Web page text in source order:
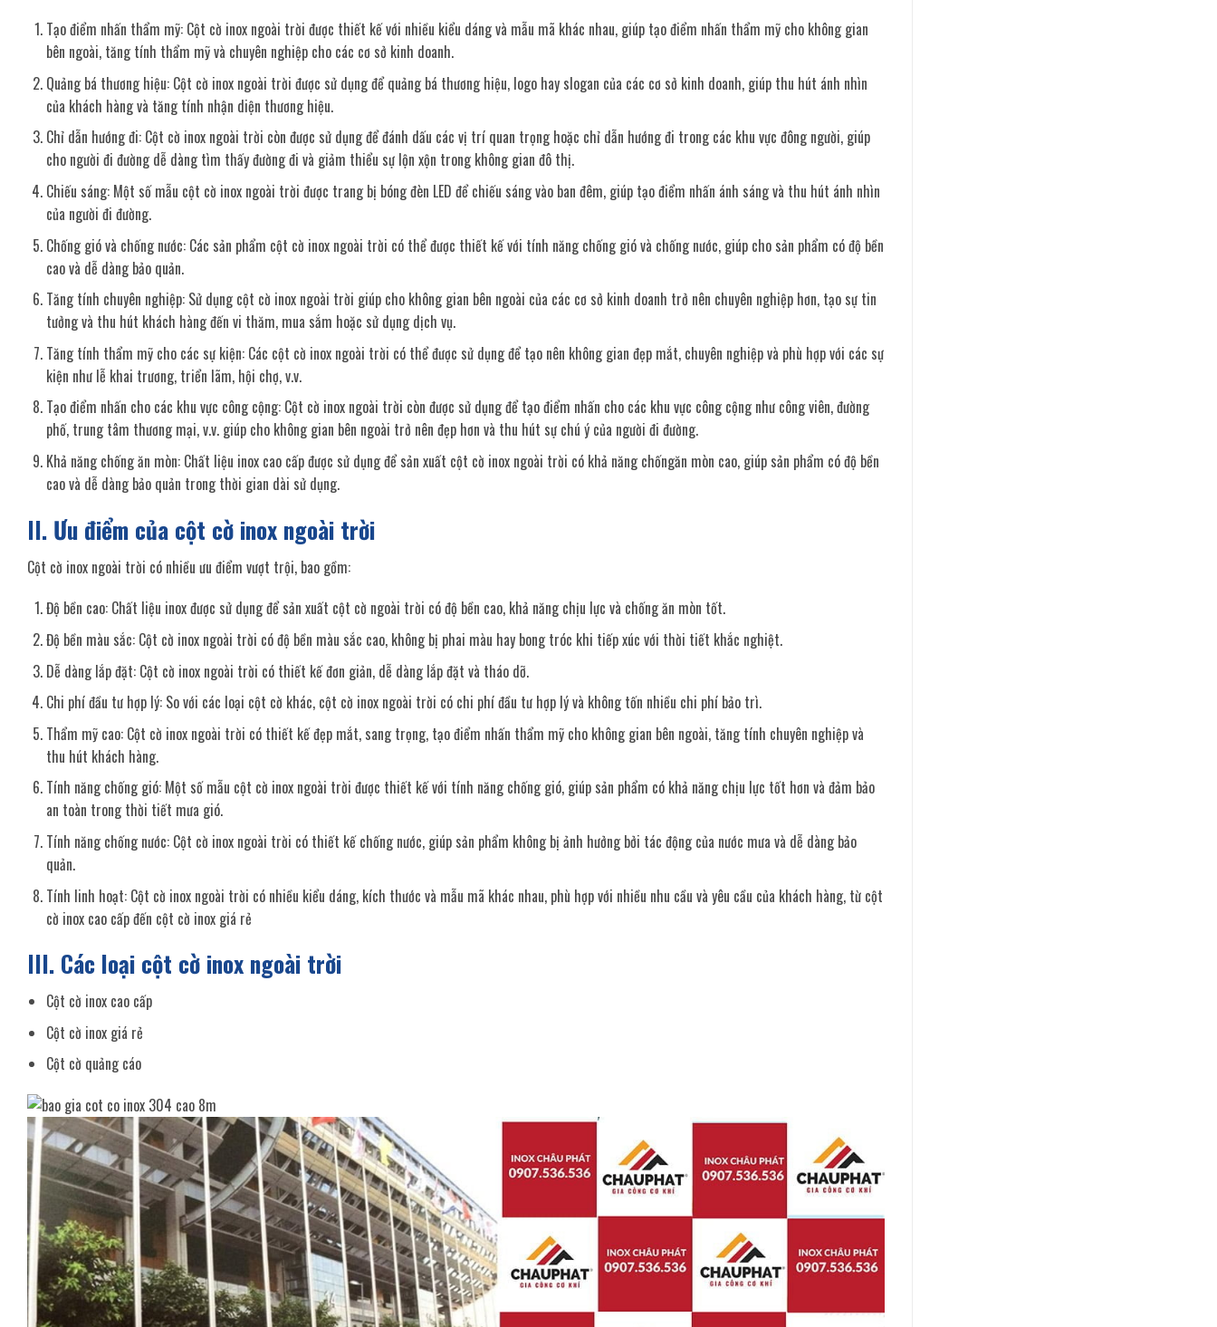
Tạo điểm nhấn thẩm mỹ: Cột cờ inox ngoài trời được thiết kế với nhiều kiểu dáng và mẫu mã khác nhau, giúp tạo điểm nhấn thẩm mỹ cho không gian
bên ngoài, tăng tính thẩm mỹ và chuyên nghiệp cho các cơ sở kinh doanh.
Quảng bá thương hiệu: Cột cờ inox ngoài trời được sử dụng để quảng bá thương hiệu, logo hay slogan của các cơ sở kinh doanh, giúp thu hút ánh nhìn
của khách hàng và tăng tính nhận diện thương hiệu.
Chỉ dẫn hướng đi: Cột cờ inox ngoài trời còn được sử dụng để đánh dấu các vị trí quan trọng hoặc chỉ dẫn hướng đi trong các khu vực đông người, giúp
cho người đi đường dễ dàng tìm thấy đường đi và giảm thiểu sự lộn xộn trong không gian đô thị.
Chiếu sáng: Một số mẫu cột cờ inox ngoài trời được trang bị bóng đèn LED để chiếu sáng vào ban đêm, giúp tạo điểm nhấn ánh sáng và thu hút ánh nhìn
của người đi đường.
Chống gió và chống nước: Các sản phẩm cột cờ inox ngoài trời có thể được thiết kế với tính năng chống gió và chống nước, giúp cho sản phẩm có độ bền
cao và dễ dàng bảo quản.
Tăng tính chuyên nghiệp: Sử dụng cột cờ inox ngoài trời giúp cho không gian bên ngoài của các cơ sở kinh doanh trở nên chuyên nghiệp hơn, tạo sự tin
tưởng và thu hút khách hàng đến vi thăm, mua sắm hoặc sử dụng dịch vụ.
Tăng tính thẩm mỹ cho các sự kiện: Các cột cờ inox ngoài trời có thể được sử dụng để tạo nên không gian đẹp mắt, chuyên nghiệp và phù hợp với các sự
kiện như lễ khai trương, triển lãm, hội chợ, v.v.
Tạo điểm nhấn cho các khu vực công cộng: Cột cờ inox ngoài trời còn được sử dụng để tạo điểm nhấn cho các khu vực công cộng như công viên, đường
phố, trung tâm thương mại, v.v. giúp cho không gian bên ngoài trở nên đẹp hơn và thu hút sự chú ý của người đi đường.
Khả năng chống ăn mòn: Chất liệu inox cao cấp được sử dụng để sản xuất cột cờ inox ngoài trời có khả năng chốngăn mòn cao, giúp sản phẩm có độ bền
cao và dễ dàng bảo quản trong thời gian dài sử dụng.
II. Ưu điểm của cột cờ inox ngoài trời
Cột cờ inox ngoài trời có nhiều ưu điểm vượt trội, bao gồm:
Độ bền cao: Chất liệu inox được sử dụng để sản xuất cột cờ ngoài trời có độ bền cao, khả năng chịu lực và chống ăn mòn tốt.
Độ bền màu sắc: Cột cờ inox ngoài trời có độ bền màu sắc cao, không bị phai màu hay bong tróc khi tiếp xúc với thời tiết khắc nghiệt.
Dễ dàng lắp đặt: Cột cờ inox ngoài trời có thiết kế đơn giản, dễ dàng lắp đặt và tháo dỡ.
Chi phí đầu tư hợp lý: So với các loại cột cờ khác, cột cờ inox ngoài trời có chi phí đầu tư hợp lý và không tốn nhiều chi phí bảo trì.
Thẩm mỹ cao: Cột cờ inox ngoài trời có thiết kế đẹp mắt, sang trọng, tạo điểm nhấn thẩm mỹ cho không gian bên ngoài, tăng tính chuyên nghiệp và
thu hút khách hàng.
Tính năng chống gió: Một số mẫu cột cờ inox ngoài trời được thiết kế với tính năng chống gió, giúp sản phẩm có khả năng chịu lực tốt hơn và đảm bảo
an toàn trong thời tiết mưa gió.
Tính năng chống nước: Cột cờ inox ngoài trời có thiết kế chống nước, giúp sản phẩm không bị ảnh hưởng bởi tác động của nước mưa và dễ dàng bảo
quản.
Tính linh hoạt: Cột cờ inox ngoài trời có nhiều kiểu dáng, kích thước và mẫu mã khác nhau, phù hợp với nhiều nhu cầu và yêu cầu của khách hàng, từ cột
cờ inox cao cấp đến cột cờ inox giá rẻ
III. Các loại cột cờ inox ngoài trời
Cột cờ inox cao cấp
Cột cờ inox giá rẻ
Cột cờ quảng cáo